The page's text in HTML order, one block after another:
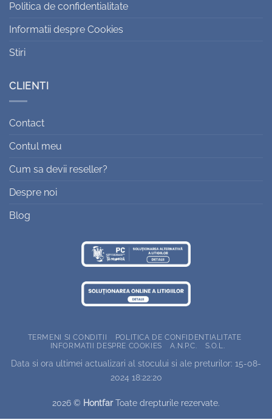
Politica de confidentialitate
Informatii despre Cookies
Stiri
CLIENTI
Contact
Contul meu
Cum sa devii reseller?
Despre noi
Blog
TERMENI SI CONDITII
POLITICA DE CONFIDENTIALITATE
INFORMATII DESPRE COOKIES
A.N.P.C. S.O.L.
Data si ora ultimei actualizari al stocului si ale preturilor: 15-08-
2024 18:22:20
2026 © HontfarToate drepturile rezervate.